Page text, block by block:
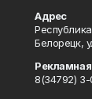
Адрес
Белорецк,
8(34792)